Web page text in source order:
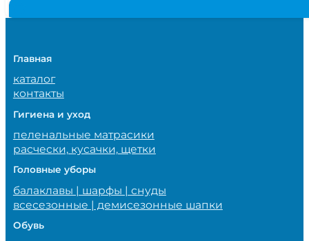
Главная
каталог
контакты
Гигиена и уход
пеленальные матрасики
расчески, кусачки, щетки
Головные уборы
балаклавы | шарфы | снуды
всесезонные | демисезонные шапки
Обувь